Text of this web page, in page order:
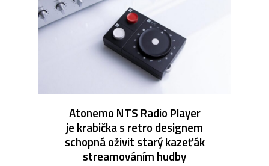
Atonemo NTS Radio Player
je krabička s retro designem
schopná oživit starý kazeťák
streamováním hudby